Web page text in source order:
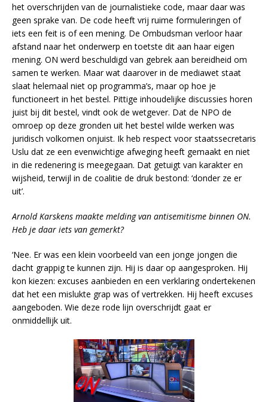
het overschrijden van de journalistieke code, maar daar was
geen sprake van. De code heeft vrij ruime formuleringen of
iets een feit is of een mening. De Ombudsman verloor haar
afstand naar het onderwerp en toetste dit aan haar eigen
mening. ON werd beschuldigd van gebrek aan bereidheid om
samen te werken. Maar wat daarover in de mediawet staat
slaat helemaal niet op programma’s, maar op hoe je
functioneert in het bestel. Pittige inhoudelijke discussies horen
juist bij dit bestel, vindt ook de wetgever. Dat de NPO de
omroep op deze gronden uit het bestel wilde werken was
juridisch volkomen onjuist. Ik heb respect voor staatssecretaris
Uslu dat ze een evenwichtige afweging heeft gemaakt en niet
in die redenering is meegegaan. Dat getuigt van karakter en
wijsheid, terwijl in de coalitie de druk bestond: ‘donder ze er
uit’.
Arnold Karskens maakte melding van antisemitisme binnen ON.
Heb je daar iets van gemerkt?
‘Nee. Er was een klein voorbeeld van een jonge jongen die
dacht grappig te kunnen zijn. Hij is daar op aangesproken. Hij
kon kiezen: excuses aanbieden en een verklaring ondertekenen
dat het een mislukte grap was of vertrekken. Hij heeft excuses
aangeboden. Wie deze rode lijn overschrijdt gaat er
onmiddellijk uit.